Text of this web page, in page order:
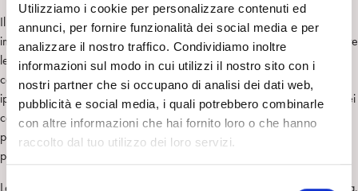
Utilizziamo i cookie per personalizzare contenuti ed
annunci, per fornire funzionalità dei social media e per
analizzare il nostro traffico. Condividiamo inoltre
informazioni sul modo in cui utilizzi il nostro sito con i
nostri partner che si occupano di analisi dei dati web,
pubblicità e social media, i quali potrebbero combinarle
con altre informazioni che hai fornito loro o che hanno
raccolto dal tuo utilizzo dei loro servizi.
S
Il controtransfert è stato descritto come caratterizzato da sentimenti di
impotenza, di rabbia, di disperazione e dalla difficoltà a tenere in mente
le pazienti, come estrinsecazione della forza distruttiva diretta nei
confronti della funzione di integrazione della mente dell’analista. Si può
ipotizzare, quindi,che si siano attivate potenti identificazioni proiettive nei
confronti dell’analista, che hanno riprodotto l’attacco al contenitore da
parte di emozioni violente, che hanno abusato della mente delle
pazienti.
Le analiste, quando è stato possibile, hanno svolto una funzione paterna,